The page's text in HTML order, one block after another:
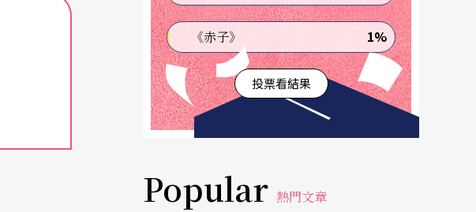
在什麼
的情
芭蕾迄
《赤子》 1%
投票看結果
Popular 熱門文章